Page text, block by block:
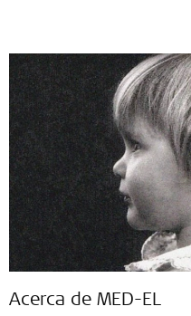
Acerca de MED-EL